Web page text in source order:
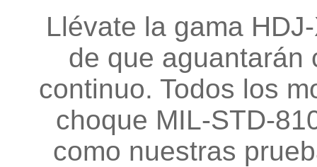
Llévate la gama
de que aguantarán
continuo. Todos los
choque MIL-STD-
como nuestras